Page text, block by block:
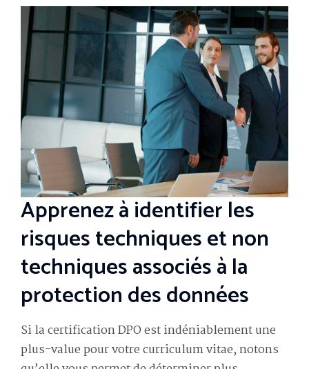
Apprenez à identifier les
risques techniques et non
techniques associés à la
protection des données
Si la certification DPO est indéniablement une
plus-value pour votre curriculum vitae, notons